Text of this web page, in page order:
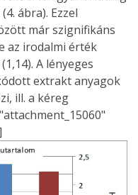
ábra). Ezzel
már szignifikáns
az irodalmi érték
A lényeges
extrakt anyagok
ill. a kéreg